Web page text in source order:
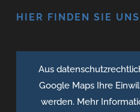
HIER FINDEN SIE UNS
Aus
Google Maps Ihre
werden. Mehr